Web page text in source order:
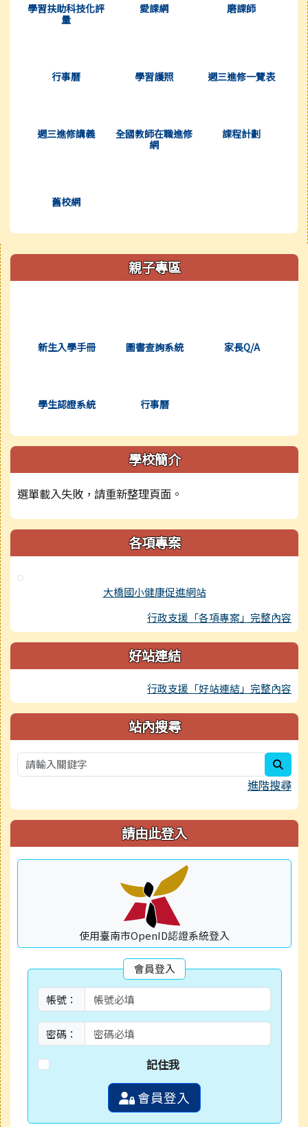
學習扶助科技化評
量
愛課網 磨課師
行事曆 學習護照 週三進修一覽表
週三進修講義
全國教師在職進修
網
課程計劃
舊校網
右邊區域內容 親子專區
新生入學手冊 圖書查詢系統 家長Q/A
學生認證系統 行事曆
學校簡介
選單載入失敗，請重新整理頁面。
各項專案
大橋國小健康促進網站
行政支援「各項專案」完整內容
好站連結
行政支援「好站連結」完整內容
站內搜尋
進階搜尋
請由此登入
使用臺南市OpenID認證系統登入
會員登入
帳號：
密碼：
記住我
會員登入